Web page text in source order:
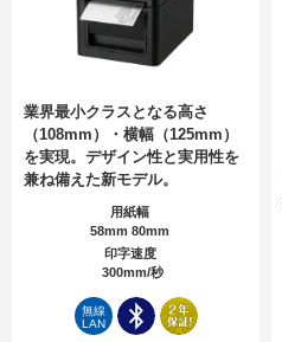
業界最小クラスとなる高さ
（108mm）・横幅（125mm）
を実現。デザイン性と実用性を
兼ね備えた新モデル。
用紙幅
58mm 80mm
印字速度
300mm/秒
無線
LAN